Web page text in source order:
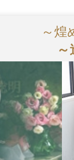
～煌